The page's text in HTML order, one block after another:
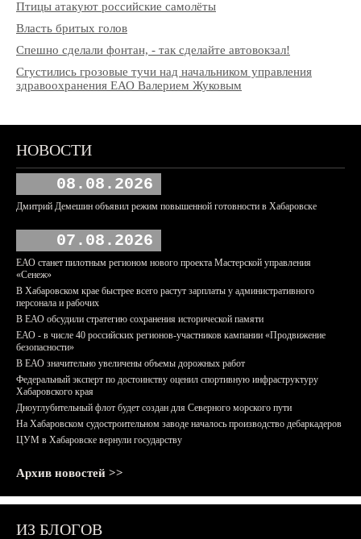
Птицы атакуют российские самолёты
Власть бритых голов
Спешно сделали фонтан, - так сделайте автовокзал!
Сгустились грозовые тучи над начальником управления
здравоохранения ЕАО Валерием Жуковым
НОВОСТИ
08.08.2026
Дмитрий Демешин объявил режим повышенной готовности в Хабаровске
07.08.2026
ЕАО станет пилотным регионом нового проекта Мастерской управления
«Сенеж»
В Хабаровском крае быстрее всего растут зарплаты у административного
персонала и рабочих
В ЕАО обсудили стратегию сохранения исторической памяти
ЕАО - в числе 40 российских регионов-участников кампании «Продвижение
безопасности»
В ЕАО значительно увеличены объемы дорожных работ
Федеральный эксперт по достоинству оценил спортивную инфраструктуру
Хабаровского края
Дноуглубительный флот будет создан для Северного морского пути
На Хабаровском судостроительном заводе началось производство дебаркадеров
ЦУМ в Хабаровске вернули государству
Архив новостей >>
ИЗ БЛОГОВ